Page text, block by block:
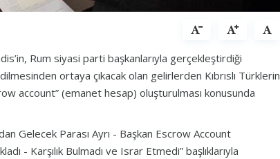
Rum siyasi parti başkanlarıyla gerçekleştirdiği
ortaya çıkacak olan gelirlerden Kıbrıslı Türklerin
account” (emanet hesap) oluşturulması konusunda
Gelecek Parası Ayrı - Başkan Escrow Account
- Karşılık Bulmadı ve Israr Etmedi” başlıklarıyla